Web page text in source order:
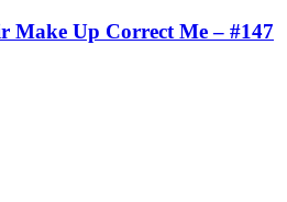
Up Correct Me – #147